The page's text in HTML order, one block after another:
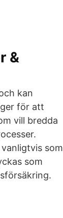
&
kan
för att
vill bredda
som
som